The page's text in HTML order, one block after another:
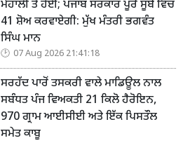
ਮੋਹਾਲੀ ਤੋਂ ਹੋਈ; ਪੰਜਾਬ ਸਰਕਾਰ ਪੂਰੇ ਸੂਬੇ ਵਿੱਚ
41 ਸ਼ੋਅ ਕਰਵਾਏਗੀ: ਮੁੱਖ ਮੰਤਰੀ ਭਗਵੰਤ
ਸਿੰਘ ਮਾਨ
07 Aug 2026 21:41:18
ਸਰਹੱਦ ਪਾਰੋਂ ਤਸਕਰੀ ਵਾਲੇ ਮਾਡਿਊਲ ਨਾਲ
ਸਬੰਧਤ ਪੰਜ ਵਿਅਕਤੀ 21 ਕਿਲੋ ਹੈਰੋਇਨ,
970 ਗ੍ਰਾਮ ਆਈਸੀਈ ਅਤੇ ਇੱਕ ਪਿਸਤੌਲ
ਸਮੇਤ ਕਾਬੂ